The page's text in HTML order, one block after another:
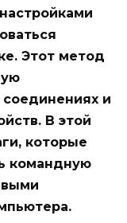
Этот метод
и
В этой
которые
командную